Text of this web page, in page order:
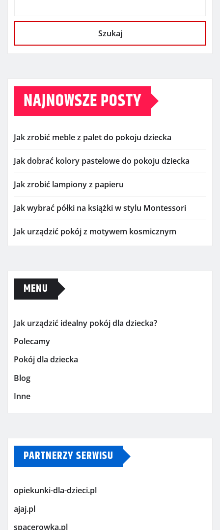
Szukaj
NAJNOWSZE POSTY
Jak zrobić meble z palet do pokoju dziecka
Jak dobrać kolory pastelowe do pokoju dziecka
Jak zrobić lampiony z papieru
Jak wybrać półki na książki w stylu Montessori
Jak urządzić pokój z motywem kosmicznym
MENU
Jak urządzić idealny pokój dla dziecka?
Polecamy
Pokój dla dziecka
Blog
Inne
PARTNERZY SERWISU
opiekunki-dla-dzieci.pl
ajaj.pl
spacerowka.pl